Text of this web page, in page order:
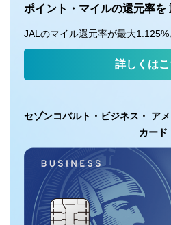
ポイント・マイルの還元率を
JALのマイル還元率が最大1.125%
詳しくはこ
セゾンコバルト・ビジネス・ ア
カード